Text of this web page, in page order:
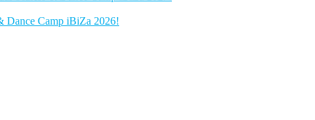
Dance Camp iBiZa 2026!